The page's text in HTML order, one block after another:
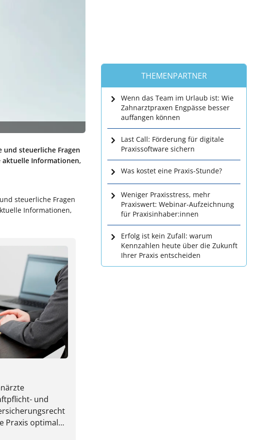
steuerliche Fragen
aktuelle Informationen,
steuerliche Fragen
Informationen,
und
Praxis optimal
THEMENPARTNER
Wenn das Team im Urlaub ist: Wie
Zahnarztpraxen Engpässe besser
auffangen können
Last Call: Förderung für digitale
Praxissoftware sichern
Was kostet eine Praxis-Stunde?
Weniger Praxisstress, mehr
Praxiswert: Webinar-Aufzeichnung
für Praxisinhaber:innen
Erfolg ist kein Zufall: warum
Kennzahlen heute über die Zukunft
Ihrer Praxis entscheiden